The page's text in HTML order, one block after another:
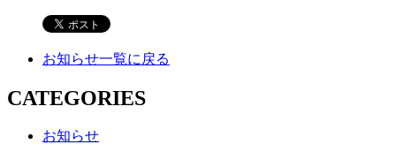
お知らせ一覧に戻る
CATEGORIES
お知らせ